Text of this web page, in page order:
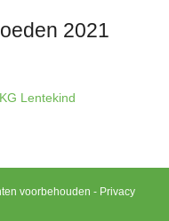
2021
Lentekind
voorbehouden - Privacy